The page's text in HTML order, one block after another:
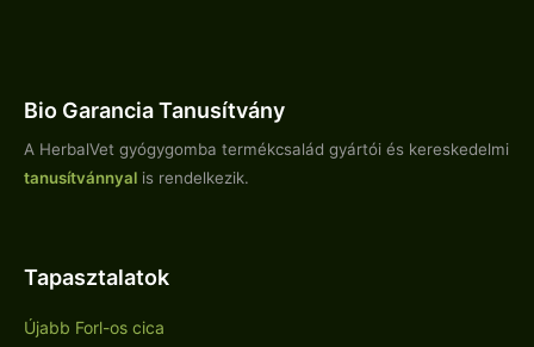
Bio Garancia Tanusítvány
A HerbalVet gyógygomba termékcsalád gyártói és kereskedelmi
tanusítvánnyal is rendelkezik.
Tapasztalatok
Újabb Forl-os cica